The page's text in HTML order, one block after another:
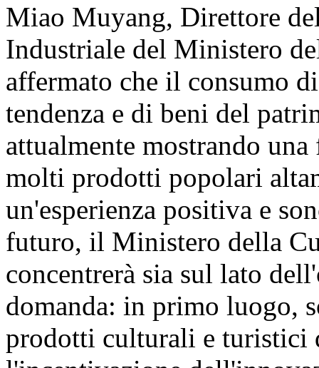
Miao Muyang, Direttore
Industriale del Ministero
affermato che il consumo
tendenza e di beni del
attualmente mostrando
molti prodotti popolari
un'esperienza positiva e
futuro, il Ministero della
concentrerà sia sul lato
domanda: in primo luogo,
prodotti culturali e turistici